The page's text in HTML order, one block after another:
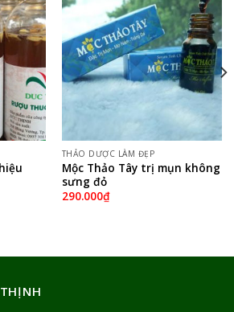
THẢO DƯỢC LÀM ĐẸP
Mộc Thảo Tây trị mụn không
sưng đỏ
290.000₫